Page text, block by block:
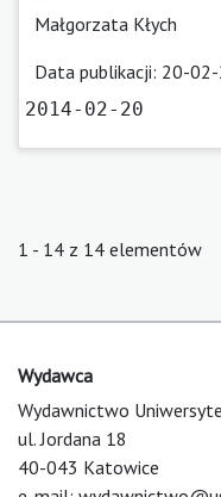
Małgorzata Kłych
Data publikacji: 20-
2014-02-20
1 - 14 z 14 elementów
Wydawca
Wydawnictwo
ul. Jordana 18
40-043 Katowice